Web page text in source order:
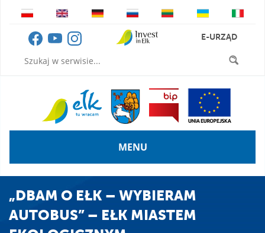
E-URZĄD
MENU
„DBAM O EŁK – WYBIERAM
AUTOBUS” – EŁK MIASTEM